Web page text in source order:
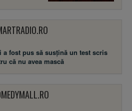
a fost pus să susţină un test scris
că nu avea mască